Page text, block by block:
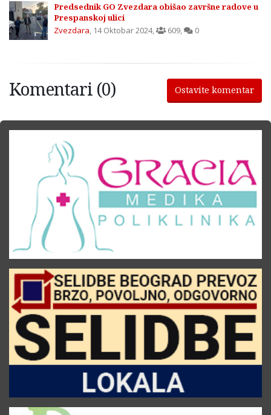
Predsednik GO Zvezdara obišao završne radove u
Prespanskoj ulici
Zvezdara 14 Oktobar 2024, 609 0
Komentari (0) Ostavite komentar